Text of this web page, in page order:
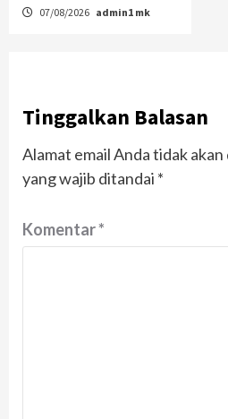
07/08/2026 admin1 mk
Tinggalkan Balasan
Alamat email Anda tidak
yang wajib ditandai *
Komentar*